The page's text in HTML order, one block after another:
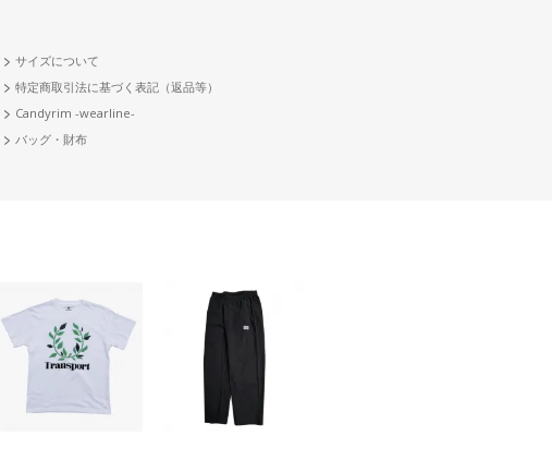
サイズについて
特定商取引法に基づく表記（返品等）
Candyrim -wearline-
バッグ・財布